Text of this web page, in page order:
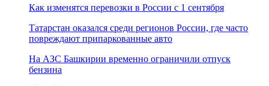
Как изменятся перевозки в России с 1 сентября
Татарстан оказался среди регионов России, где часто
повреждают припаркованные авто
На АЗС Башкирии временно ограничили отпуск
бензина